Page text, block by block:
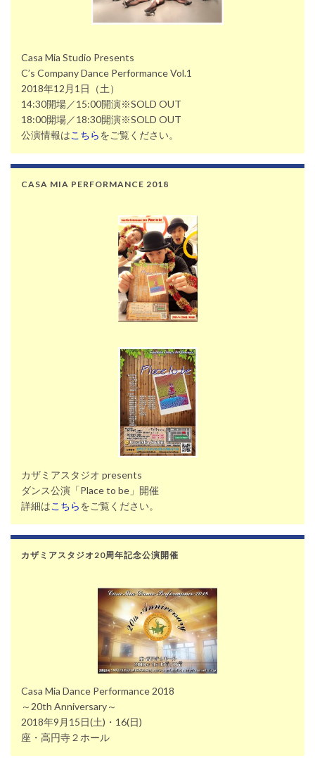
Casa Mia Studio Presents
C’s Company Dance Performance Vol.1
2018年12月1日（土）
14:30開場／15:00開演※SOLD OUT
18:00開場／18:30開演※SOLD OUT
公演情報はこちらをご覧ください。
CASA MIA PERFORMANCE 2018
カザミアスタジオ presents
ダンス公演「Place to be」開催
詳細はこちらをご覧ください。
カザミアスタジオ20周年記念公演開催
Casa Mia Dance Performance 2018
～20th Anniversary～
2018年9月15日(土)・16(日)
座・高円寺２ホール